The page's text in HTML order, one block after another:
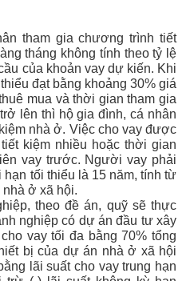
tham gia chương trình tiết
tháng không tính theo tỷ lệ
của khoản vay dự kiến. Khi
đạt bằng khoảng 30% giá
mua và thời gian tham gia
lên thì hộ gia đình, cá nhân
nhà ở. Việc cho vay được
kiệm nhiều hoặc thời gian
vay trước. Người vay phải
tối thiểu là 15 năm, tính từ
ở xã hội.
theo đề án, quỹ sẽ thực
nghiệp có dự án đầu tư xây
vay tối đa bằng 70% tổng
bị của dự án nhà ở xã hội
lãi suất cho vay trung hạn